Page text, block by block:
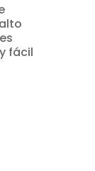
fácil